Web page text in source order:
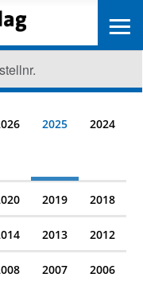
2025 2024
2019 2018
2013 2012
2007 2006
≡